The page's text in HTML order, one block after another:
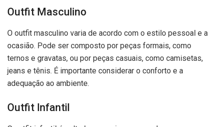
Outfit Masculino
O outfit masculino varia de acordo com o estilo pessoal e a
ocasião. Pode ser composto por peças formais, como
ternos e gravatas, ou por peças casuais, como camisetas,
jeans e tênis. É importante considerar o conforto e a
adequação ao ambiente.
Outfit Infantil